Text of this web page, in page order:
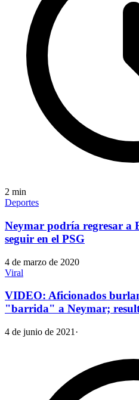
2 min
Deportes
Neymar podría regresar a
seguir en el PSG
4 de marzo de 2020
Viral
VIDEO: Aficionados
"barrida" a Neymar;
4 de junio de 2021 ·